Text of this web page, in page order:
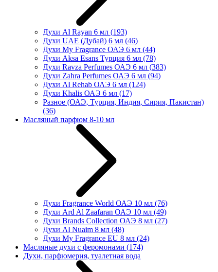
Духи Al Rayan 6 мл (193)
Духи UAE (Дубай) 6 мл (46)
Духи My Fragrance ОАЭ 6 мл (44)
Духи Aksa Esans Турция 6 мл (78)
Духи Ravza Perfumes ОАЭ 6 мл (383)
Духи Zahra Perfumes ОАЭ 6 мл (94)
Духи Al Rehab ОАЭ 6 мл (124)
Духи Khalis ОАЭ 6 мл (17)
Разное (ОАЭ, Турция, Индия, Сирия, Пакистан)
(36)
Масляный парфюм 8-10 мл
Духи Fragrance World ОАЭ 10 мл (76)
Духи Ard Al Zaafaran ОАЭ 10 мл (49)
Духи Brands Collection ОАЭ 8 мл (27)
Духи Al Nuaim 8 мл (48)
Духи My Fragrance EU 8 мл (24)
Масляные духи с феромонами (174)
Духи, парфюмерия, туалетная вода